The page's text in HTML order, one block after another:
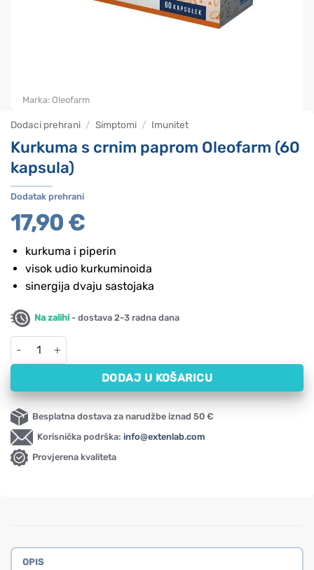
Dodaci prehrani / Simptomi / Imunitet
Kurkuma s crnim paprom Oleofarm (60
kapsula)
Dodatak prehrani
17,90 €
kurkuma i piperin
visok udio kurkuminoida
sinergija dvaju sastojaka
Na zalihi - dostava 2-3 radna dana
Kurkuma s crnim paprom Oleofarm (60 kapsula) količina
DODAJ U KOŠARICU
Besplatna dostava za narudžbe iznad 50 €
Korisnička podrška: info@extenlab.com
Provjerena kvaliteta
Marka: Oleofarm
OPIS